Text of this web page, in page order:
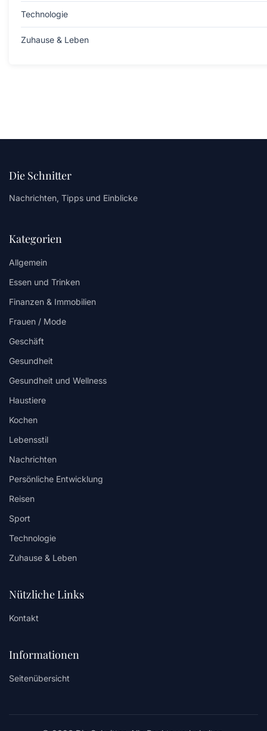
Technologie
Zuhause & Leben
Die Schnitter
Nachrichten, Tipps und Einblicke
Kategorien
Allgemein
Essen und Trinken
Finanzen & Immobilien
Frauen / Mode
Geschäft
Gesundheit
Gesundheit und Wellness
Haustiere
Kochen
Lebensstil
Nachrichten
Persönliche Entwicklung
Reisen
Sport
Technologie
Zuhause & Leben
Nützliche Links
Kontakt
Informationen
Seitenübersicht